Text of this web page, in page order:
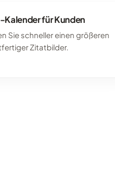
für Kunden
Sie schneller einen größeren
Zitatbilder.